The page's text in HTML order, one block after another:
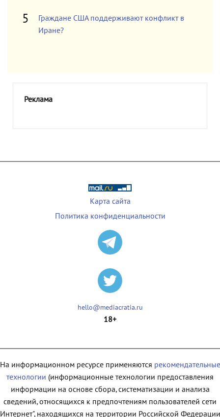
Граждане США поддерживают конфликт в
Иране?
Реклама
Карта сайта
Политика конфиденциальности
hello@mediacratia.ru
18+
На информационном ресурсе применяются рекомендательные
технологии (информационные технологии предоставления
информации на основе сбора, систематизации и анализа
сведений, относящихся к предпочтениям пользователей сети
находящихся на территории Российской